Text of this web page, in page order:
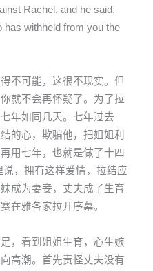
Rachel, and he said,
has withheld from you the
不可能，这很不现实。但
就不会再怀疑了。为了拉
年如同几天。七年过去
的心，欺骗他，把姐姐利
用七年，也就是做了十四
，拥有这样爱情，拉结应
成为妻妾，丈夫成了生育
在雅各家拉开序幕。
，看到姐姐生育，心生嫉
高潮。首先责怪丈夫没有